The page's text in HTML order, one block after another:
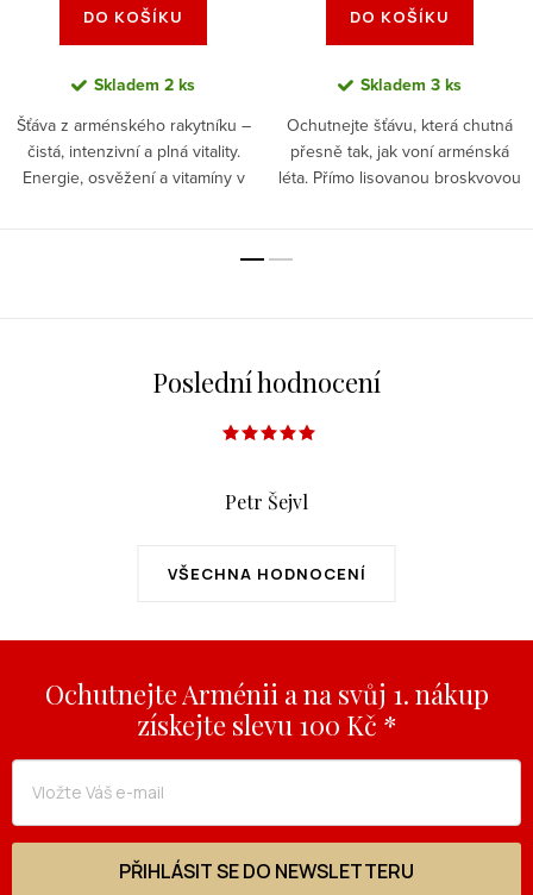
DO KOŠÍKU
Skladem 2 ks
Šťáva z arménského rakytníku –
čistá, intenzivní a plná vitality.
Energie, osvěžení a vitamíny v
DO KOŠÍKU
Skladem 3 ks
Ochutnejte šťávu, která chutná
přesně tak, jak voní arménská
léta. Přímo lisovanou broskvovou
Poslední hodnocení
VŠECHNA HODNOCENÍ
Petr Šejvl
Ochutnejte Arménii a na svůj 1. nákup
získejte slevu 100 Kč *
PŘIHLÁSIT SE DO NEWSLETTERU